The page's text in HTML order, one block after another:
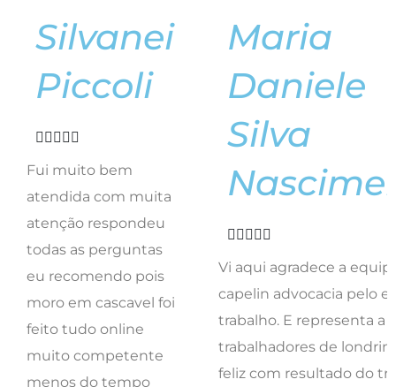
  
atendida com muita
todas as perguntas
eu recomendo pois
moro em cascavel foi
feito tudo online
muito competente
menos do tempo
esperando ele
conseguí resolver a
minha causa pois dois
advogado aquí da
Silva
  
capelin advocacia pelo
trabalhadores de
feliz com resultado do
de vcs equipe que me
acompanhou ate fim da
Supe indico. Deus
🙏🙏❤